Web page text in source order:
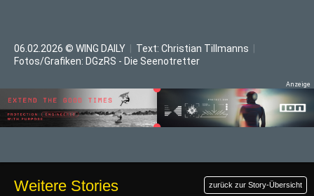
06.02.2026 © WING DAILY Text: Christian Tillmanns
Fotos/Grafiken: DGzRS - Die Seenotretter
Weitere Stories zurück zur Story-Übersicht